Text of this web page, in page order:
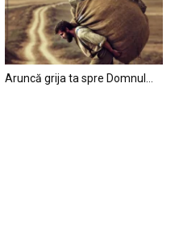
Aruncă grija ta spre Domnul…